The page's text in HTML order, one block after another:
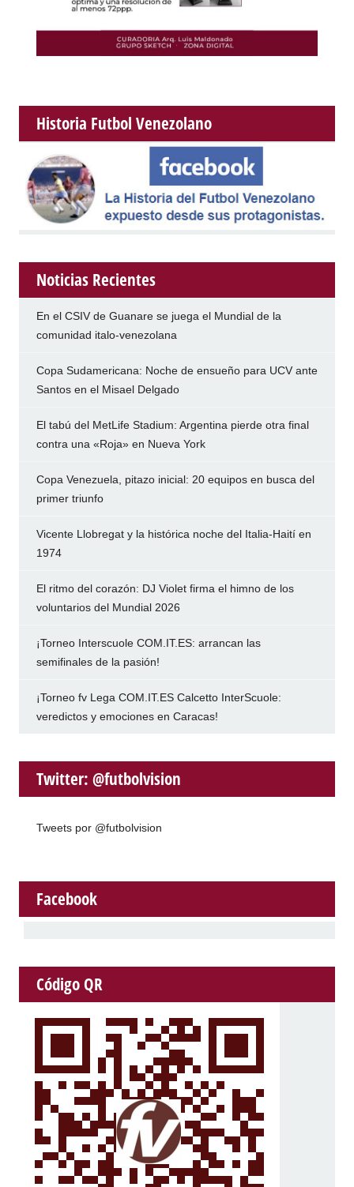
Historia Futbol Venezolano
Noticias Recientes
En el CSIV de Guanare se juega el Mundial de la
comunidad italo-venezolana
Copa Sudamericana: Noche de ensueño para UCV ante
Santos en el Misael Delgado
El tabú del MetLife Stadium: Argentina pierde otra final
contra una «Roja» en Nueva York
Copa Venezuela, pitazo inicial: 20 equipos en busca del
primer triunfo
Vicente Llobregat y la histórica noche del Italia-Haití en
1974
El ritmo del corazón: DJ Violet firma el himno de los
voluntarios del Mundial 2026
¡Torneo Interscuole COM.IT.ES: arrancan las
semifinales de la pasión!
¡Torneo fv Lega COM.IT.ES Calcetto InterScuole:
veredictos y emociones en Caracas!
Twitter: @futbolvision
Tweets por @futbolvision
Facebook
Código QR